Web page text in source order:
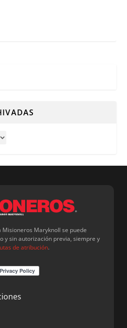
Misioneros Maryknoll se puede
y sin autorización previa, siempre y
de atribución.